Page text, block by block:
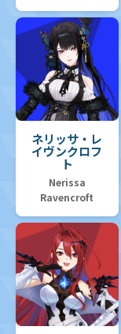
ネリッサ・レ
イヴンクロフ
ト
Nerissa
Ravencroft